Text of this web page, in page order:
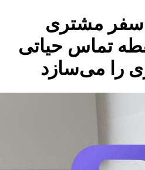
سفر مشتری
| ۱۲ نقطه‌ تماس حیاتی
را می‌سازد